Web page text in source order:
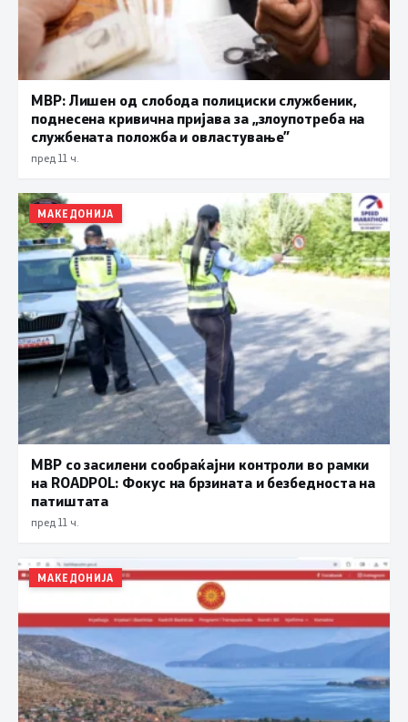
МВР: Лишен од слобода полициски службеник,
поднесена кривична пријава за „злоупотреба на
службената положба и овластување”
пред 11 ч.
МАКЕДОНИЈА
МВР со засилени сообраќајни контроли во рамки
на ROADPOL: Фокус на брзината и безбедноста на
патиштата
пред 11 ч.
МАКЕДОНИЈА